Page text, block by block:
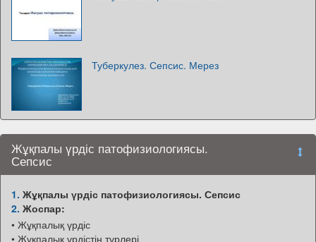
Туберкулез. Сепсис. Мерез
Жұқпалы үрдіс патофизиологиясы.
Сепсис
1. Жұқпалы үрдіс патофизиологиясы. Сепсис
2. Жоспар:
• Жұқпалық үрдіс
• Жұқпалық үрдістің түрлері